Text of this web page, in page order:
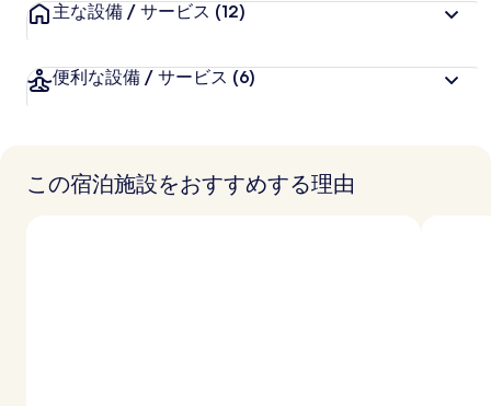
主な設備 / サービス (12)
便利な設備 / サービス (6)
この宿泊施設をおすすめする理由